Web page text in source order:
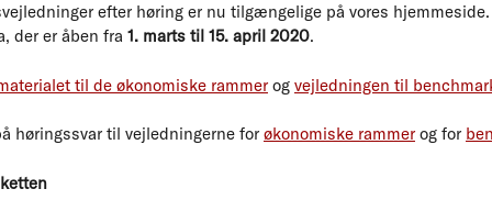
efter høring er nu tilgængelige på vores
der er åben fra 1. marts til 15. april 2020.
til de økonomiske rammer og vejledningen til
høringssvar til vejledningerne for økonomiske rammer og for